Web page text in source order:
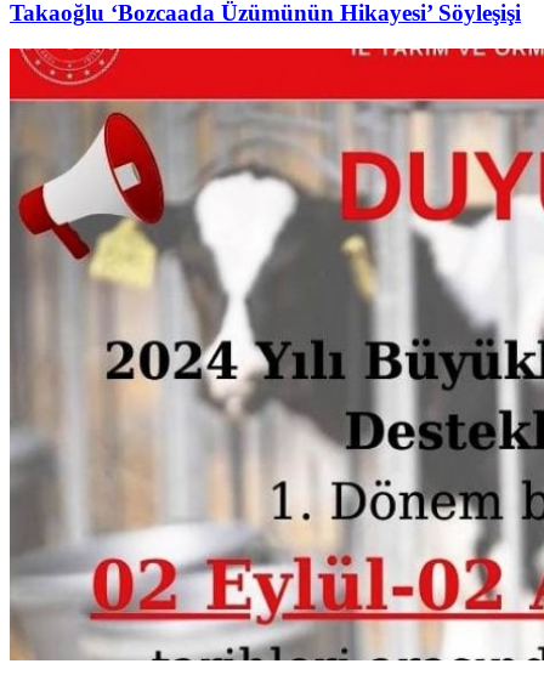
Takaoğlu ‘Bozcaada Üzümünün Hikayesi’ Söyleşişi